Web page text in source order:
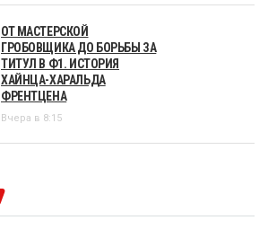
ОТ МАСТЕРСКОЙ
ГРОБОВЩИКА ДО БОРЬБЫ ЗА
ТИТУЛ В Ф1. ИСТОРИЯ
ХАЙНЦА-ХАРАЛЬДА
ФРЕНТЦЕНА
Вчера в 8:15